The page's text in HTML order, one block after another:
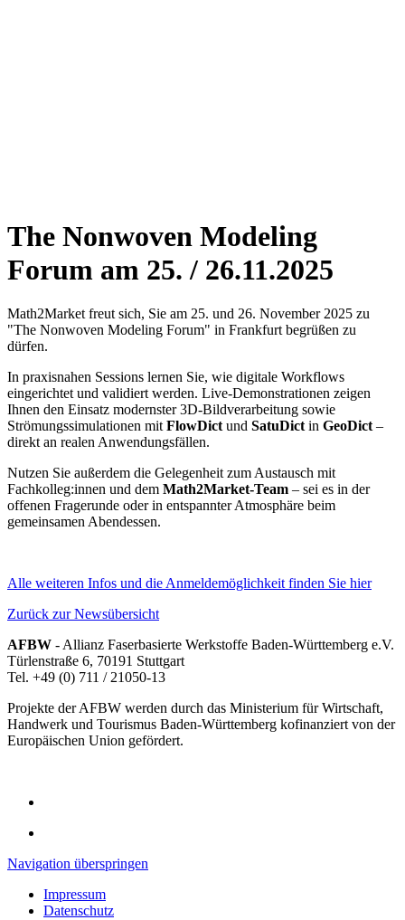
The Nonwoven Modeling
Forum am 25. / 26.11.2025
Math2Market freut sich, Sie am 25. und 26. November 2025 zu
"The Nonwoven Modeling Forum" in Frankfurt begrüßen zu
dürfen.
In praxisnahen Sessions lernen Sie, wie digitale Workflows
eingerichtet und validiert werden. Live-Demonstrationen zeigen
Ihnen den Einsatz modernster 3D-Bildverarbeitung sowie
Strömungssimulationen mit FlowDict und SatuDict in GeoDict –
direkt an realen Anwendungsfällen.
Nutzen Sie außerdem die Gelegenheit zum Austausch mit
Fachkolleg:innen und dem Math2Market-Team – sei es in der
offenen Fragerunde oder in entspannter Atmosphäre beim
gemeinsamen Abendessen.
Alle weiteren Infos und die Anmeldemöglichkeit finden Sie hier
Zurück zur Newsübersicht
AFBW - Allianz Faserbasierte Werkstoffe Baden-Württemberg e.V.
Türlenstraße 6, 70191 Stuttgart
Tel. +49 (0) 711 / 21050-13
Projekte der AFBW werden durch das Ministerium für Wirtschaft,
Handwerk und Tourismus Baden-Württemberg kofinanziert von der
Europäischen Union gefördert.
Navigation überspringen
Impressum
Datenschutz